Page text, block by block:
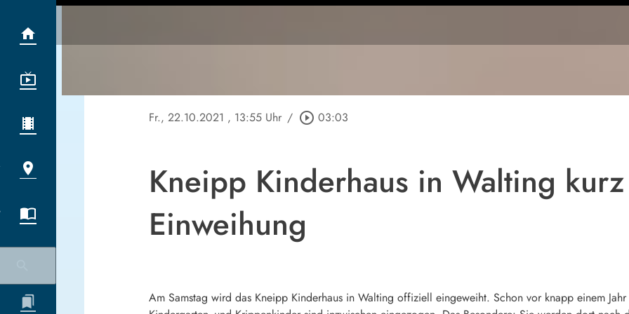
Fr., 22.10.2021 , 13:55 Uhr / play_circle_outline 03:03
Kneipp Kinderhaus in Walting
Einweihung
Am Samstag wird das Kneipp Kinderhaus in Walting offiziell eingeweiht. Schon vor knapp einem